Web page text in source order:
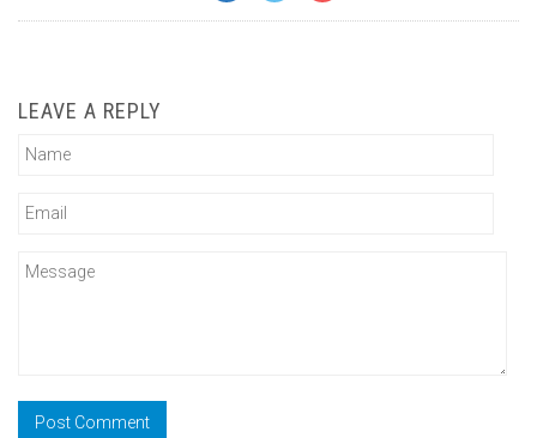
LEAVE A REPLY